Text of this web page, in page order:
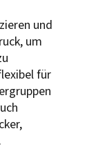
und
um
für